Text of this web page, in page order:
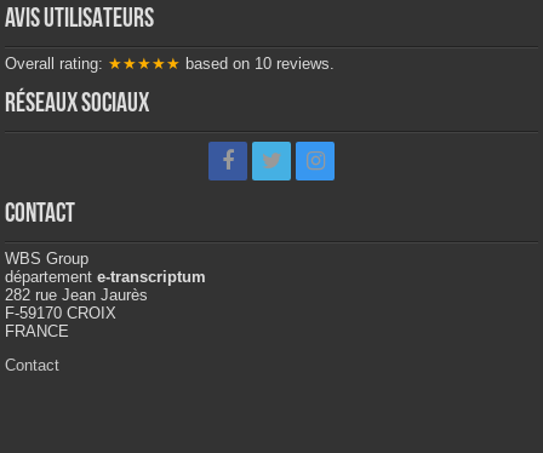
AVIS UTILISATEURS
Overall rating: ★★★★★ based on 10 reviews.
Réseaux sociaux
Contact
WBS Group
départemente-transcriptum
282 rue Jean Jaurès
F-59170 CROIX
FRANCE
Contact